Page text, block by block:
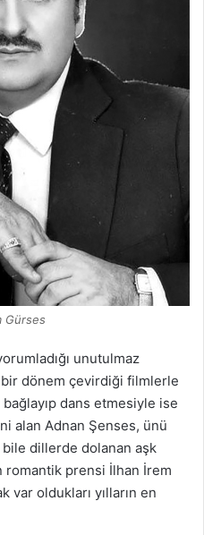
Gürses
unutulmaz
bir dönem çevirdiği filmlerle
dans etmesiyle ise
alan Adnan Şenses, ünü
bile dillerde dolanan aşk
romantik prensi İlhan İrem
var oldukları yılların en